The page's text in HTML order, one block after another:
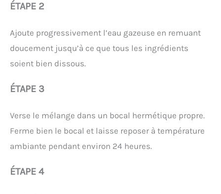
ÉTAPE 2
Ajoute progressivement l’eau gazeuse en remuant
doucement jusqu’à ce que tous les ingrédients
soient bien dissous.
ÉTAPE 3
Verse le mélange dans un bocal hermétique propre.
Ferme bien le bocal et laisse reposer à température
ambiante pendant environ 24 heures.
ÉTAPE 4